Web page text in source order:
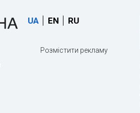
UA EN RU
Розмістити рекламу